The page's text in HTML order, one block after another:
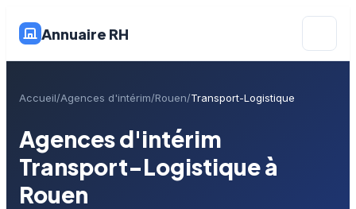
Annuaire RH
Accueil Agences d'intérim Rouen Transport-Logistique
Agences d'intérim
Transport-Logistique à
Rouen